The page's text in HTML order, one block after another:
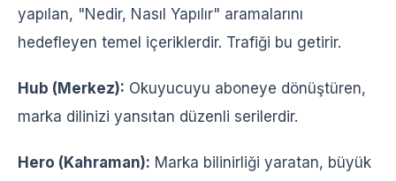
yapılan, "Nedir, Nasıl Yapılır" aramalarını
hedefleyen temel içeriklerdir. Trafiği bu getirir.
Hub (Merkez): Okuyucuyu aboneye dönüştüren,
marka dilinizi yansıtan düzenli serilerdir.
Hero (Kahraman): Marka bilinirliği yaratan, büyük